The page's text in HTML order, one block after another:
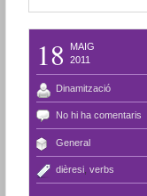
18
MAIG
2011
Dinamització
No hi ha comentaris
General
dièresi, verbs